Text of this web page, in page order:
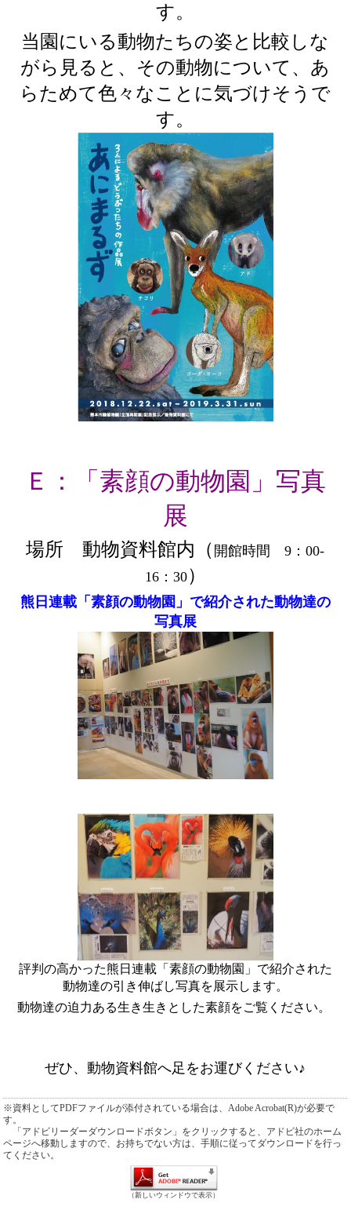
す。
当園にいる動物たちの姿と比較しな
がら見ると、その動物について、あ
らためて色々なことに気づけそうで
す。
Ｅ：「素顔の動物園」写真
展
場所 動物資料館内（ 開館時間 9：00-
16：30）
熊日連載「素顔の動物園」で紹介された動物達の
写真展
評判の高かった熊日連載「素顔の動物園」で紹介された
動物達の引き伸ばし写真を展示します。
動物達の迫力ある生き生きとした素顔をご覧ください。
ぜひ、動物資料館へ足をお運びください♪
※資料としてPDFファイルが添付されている場合は、Adobe Acrobat(R)が必要で
す。
「アドビリーダーダウンロードボタン」をクリックすると、アドビ社のホーム
ページへ移動しますので、お持ちでない方は、手順に従ってダウンロードを行っ
てください。
（新しいウィンドウで表示）